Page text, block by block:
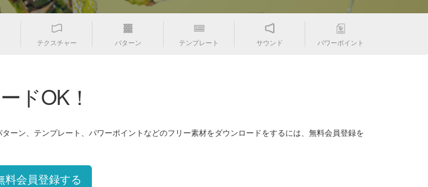
テクスチャー パターン テンプレート サウンド パワーポイント
ドOK！
ーン、テンプレート、パワーポイントなどのフリー素材をダウンロードをするには、無料会員登録を
料会員登録する